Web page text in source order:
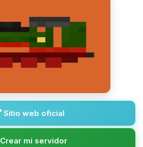
Sitio web oficial
Crear mi servidor